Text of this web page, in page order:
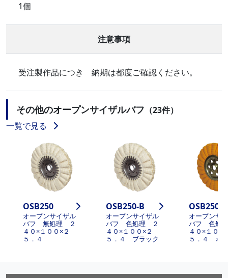
1個
注意事項
受注製作品につき 納期は都度ご確認ください。
その他のオープンサイザルバフ （23件）
一覧で見る
OSB250
オープンサイザル
バフ 無処理 ２
４０×１００×２
５．４
OSB250-B
オープンサイザル
バフ 色処理 ２
４０×１００×２
５．４ ブラック
OSB250-J
オープンサ
バフ 色処
４０×１００
５．４ オ